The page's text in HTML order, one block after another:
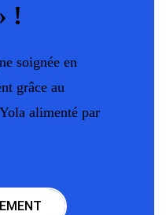
!
soignée en
grâce au
alimenté par